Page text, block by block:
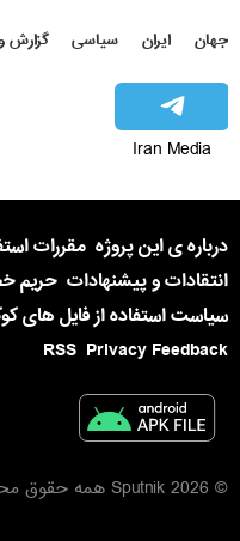
جهان ایران سیاسی گزارش
Iran Media
درباره ی این پروژه مقررات
انتقادات و پیشنهادات حریم
سیاست استفاده از فایل های
Privacy Feedback
RSS
© 2026 Sputnik همه حقوق محفوظ است 18+